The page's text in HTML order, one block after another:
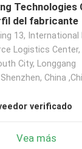
Technologies
del fabricante
13, International
Logistics Center,
City, Longgang
China
verificado
Vea más